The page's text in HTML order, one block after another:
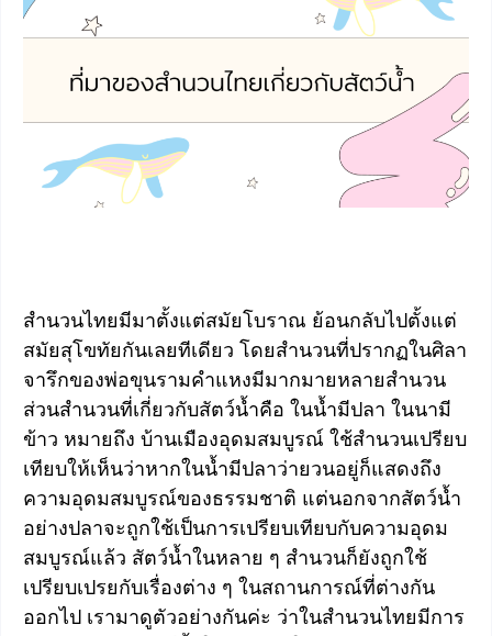
สำนวนไทยมีมาตั้งแต่สมัยโบราณ ย้อนกลับไปตั้งแต่
สมัยสุโขทัยกันเลยทีเดียว โดยสำนวนที่ปรากฏในศิลา
จารึกของพ่อขุนรามคำแหงมีมากมายหลายสำนวน
ส่วนสำนวนที่เกี่ยวกับสัตว์น้ำคือ ในน้ำมีปลา ในนามี
ข้าว หมายถึง บ้านเมืองอุดมสมบูรณ์ ใช้สำนวนเปรียบ
เทียบให้เห็นว่าหากในน้ำมีปลาว่ายวนอยู่ก็แสดงถึง
ความอุดมสมบูรณ์ของธรรมชาติ แต่นอกจากสัตว์น้ำ
อย่างปลาจะถูกใช้เป็นการเปรียบเทียบกับความอุดม
สมบูรณ์แล้ว สัตว์น้ำในหลาย ๆ สำนวนก็ยังถูกใช้
เปรียบเปรยกับเรื่องต่าง ๆ ในสถานการณ์ที่ต่างกัน
ออกไป เรามาดูตัวอย่างกันค่ะ ว่าในสำนวนไทยมีการ